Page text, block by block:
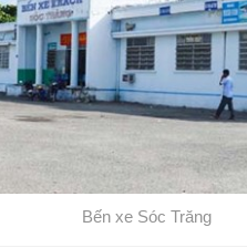
Bến xe Sóc Trăng